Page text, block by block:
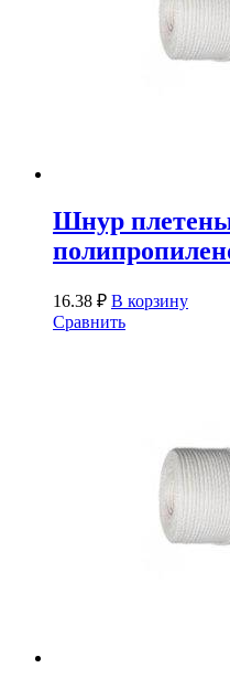
Шнур
16.38 ₽ В корзину
Сравнить